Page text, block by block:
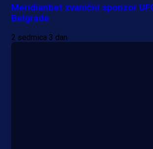
Meridianbet zvanični sponzor
Belgrade
2 sedmica 3 dan